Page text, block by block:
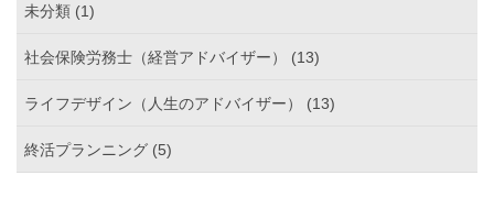
未分類 (1)
社会保険労務士（経営アドバイザー） (13)
ライフデザイン（人生のアドバイザー） (13)
終活プランニング (5)